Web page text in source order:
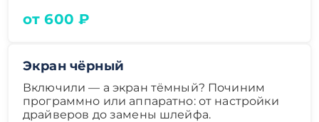
от 600 ₽
Экран чёрный
Включили — а экран тёмный? Починим
программно или аппаратно: от настройки
драйверов до замены шлейфа.